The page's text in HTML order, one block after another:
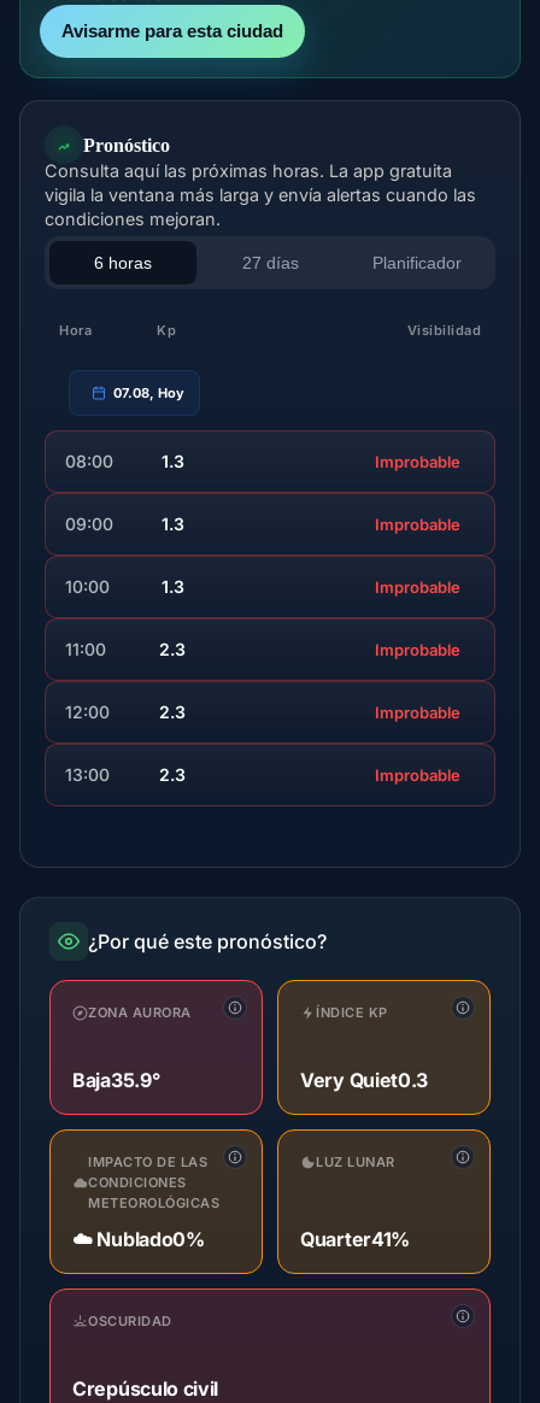
Avisarme para esta ciudad
Pronóstico
Consulta aquí las próximas horas. La app gratuita
vigila la ventana más larga y envía alertas cuando las
condiciones mejoran.
6 horas 27 días Planificador
Hora Kp Visibilidad
07.08, Hoy
08:00 1.3 Improbable
09:00 1.3 Improbable
10:00 1.3 Improbable
11:00 2.3 Improbable
12:00 2.3 Improbable
13:00 2.3 Improbable
¿Por qué este pronóstico?
ZONA AURORA
Baja35.9°
ÍNDICE KP
Very Quiet0.3
IMPACTO DE LAS
CONDICIONES
METEOROLÓGICAS
☁️ Nublado0%
LUZ LUNAR
Quarter41%
OSCURIDAD
Crepúsculo civil